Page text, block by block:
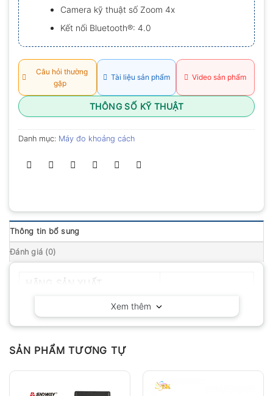
Camera kỹ thuật số Zoom 4x
Kết nối Bluetooth®: 4.0
Câu hỏi thường
gặp
Tài liệu sản phẩm Video sản phẩm
THÔNG SỐ KỸ THUẬT
Danh mục: Máy đo khoảng cách
Thông tin bổ sung
Đánh giá (0)
Xem thêm
SẢN PHẨM TƯƠNG TỰ